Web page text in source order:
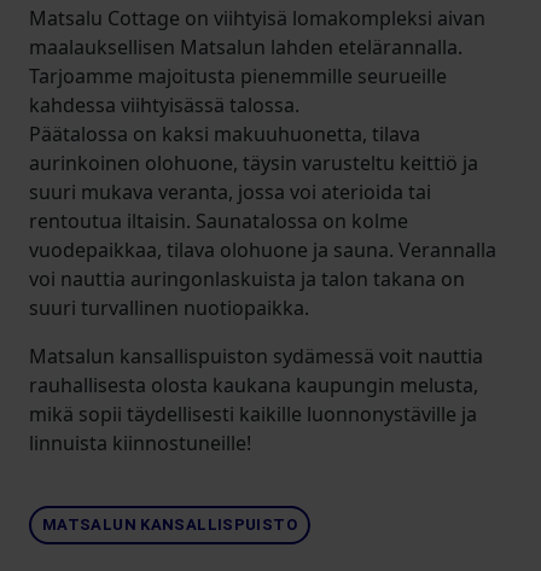
Matsalu Cottage on viihtyisä lomakompleksi aivan
maalauksellisen Matsalun lahden etelärannalla.
Tarjoamme majoitusta pienemmille seurueille
kahdessa viihtyisässä talossa.
Päätalossa on kaksi makuuhuonetta, tilava
aurinkoinen olohuone, täysin varusteltu keittiö ja
suuri mukava veranta, jossa voi aterioida tai
rentoutua iltaisin. Saunatalossa on kolme
vuodepaikkaa, tilava olohuone ja sauna. Verannalla
voi nauttia auringonlaskuista ja talon takana on
suuri turvallinen nuotiopaikka.
Matsalun kansallispuiston sydämessä voit nauttia
rauhallisesta olosta kaukana kaupungin melusta,
mikä sopii täydellisesti kaikille luonnonystäville ja
linnuista kiinnostuneille!
MATSALUN KANSALLISPUISTO